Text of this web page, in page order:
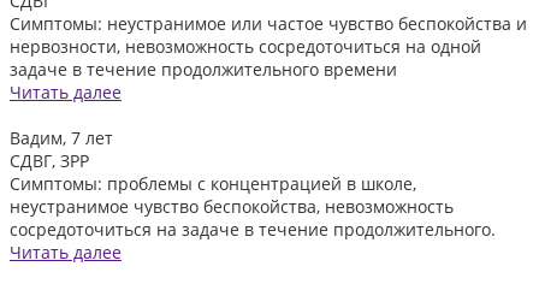
Симптомы: неустранимое или частое чувство беспокойства и
нервозности, невозможность сосредоточиться на одной
задаче в течение продолжительного времени
Читать далее
Вадим, 7 лет
СДВГ, ЗРР
Симптомы: проблемы с концентрацией в школе,
неустранимое чувство беспокойства, невозможность
сосредоточиться на задаче в течение продолжительного.
Читать далее